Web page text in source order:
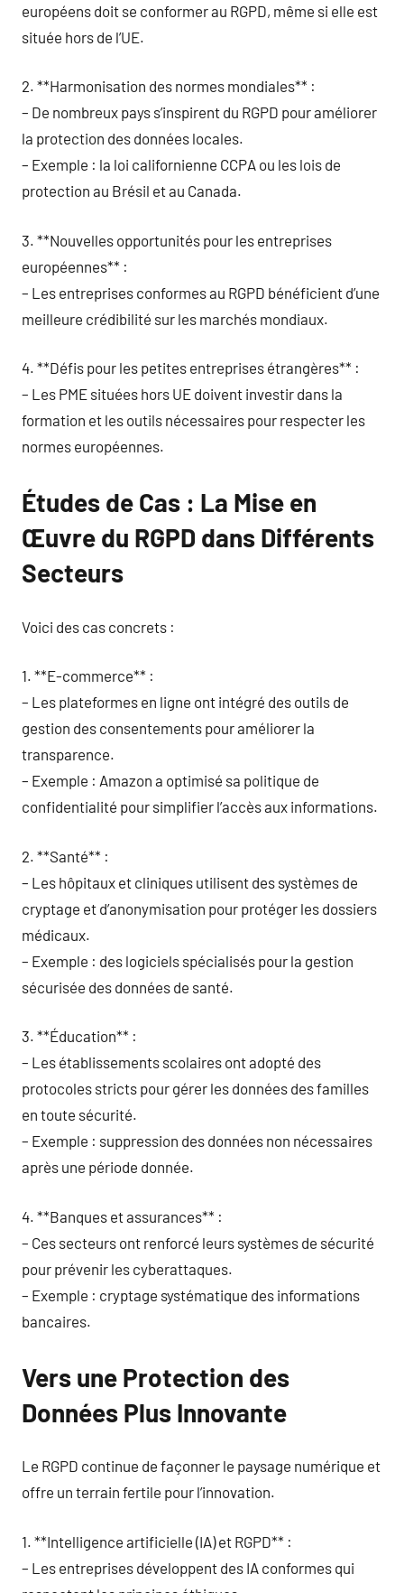
européens doit se conformer au RGPD, même si elle est
située hors de l’UE.
2. **Harmonisation des normes mondiales** :
– De nombreux pays s’inspirent du RGPD pour améliorer
la protection des données locales.
– Exemple : la loi californienne CCPA ou les lois de
protection au Brésil et au Canada.
3. **Nouvelles opportunités pour les entreprises
européennes** :
– Les entreprises conformes au RGPD bénéficient d’une
meilleure crédibilité sur les marchés mondiaux.
4. **Défis pour les petites entreprises étrangères** :
– Les PME situées hors UE doivent investir dans la
formation et les outils nécessaires pour respecter les
normes européennes.
Études de Cas : La Mise en
Œuvre du RGPD dans Différents
Secteurs
Voici des cas concrets :
1. **E-commerce** :
– Les plateformes en ligne ont intégré des outils de
gestion des consentements pour améliorer la
transparence.
– Exemple : Amazon a optimisé sa politique de
confidentialité pour simplifier l’accès aux informations.
2. **Santé** :
– Les hôpitaux et cliniques utilisent des systèmes de
cryptage et d’anonymisation pour protéger les dossiers
médicaux.
– Exemple : des logiciels spécialisés pour la gestion
sécurisée des données de santé.
3. **Éducation** :
– Les établissements scolaires ont adopté des
protocoles stricts pour gérer les données des familles
en toute sécurité.
– Exemple : suppression des données non nécessaires
après une période donnée.
4. **Banques et assurances** :
– Ces secteurs ont renforcé leurs systèmes de sécurité
pour prévenir les cyberattaques.
– Exemple : cryptage systématique des informations
bancaires.
Vers une Protection des
Données Plus Innovante
Le RGPD continue de façonner le paysage numérique et
offre un terrain fertile pour l’innovation.
1. **Intelligence artificielle (IA) et RGPD** :
– Les entreprises développent des IA conformes qui